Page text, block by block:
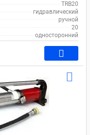
TRB20
гидравлический
ручной
20
односторонний